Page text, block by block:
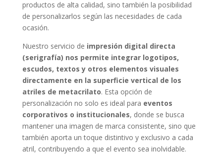
productos de alta calidad, sino también la posibilidad
de personalizarlos según las necesidades de cada
ocasión.
Nuestro servicio de impresión digital directa
(serigrafía) nos permite integrar logotipos,
escudos, textos y otros elementos visuales
directamente en la superficie vertical de los
atriles de metacrilato. Esta opción de
personalización no solo es ideal para eventos
corporativos o institucionales, donde se busca
mantener una imagen de marca consistente, sino que
también aporta un toque distintivo y exclusivo a cada
atril, contribuyendo a que el evento sea inolvidable.